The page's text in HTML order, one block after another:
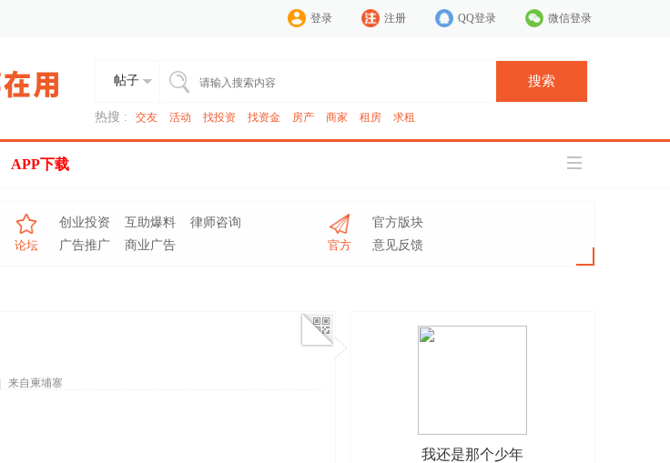
登录 注册 QQ登录 微信登录
帖子 搜索
热搜 : 交友 活动 找投资 找资金 房产 商家 租房 求租
APP下载
论坛
创业投资 互助爆料
律师咨询
广告推广
商业广告 官方
官方版块
意见反馈
来自柬埔寨
我还是那个少年